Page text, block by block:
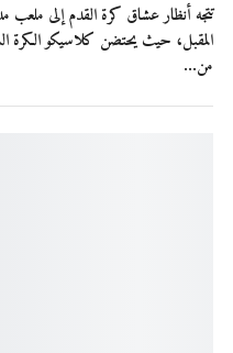
تتجه أنظار عشاق كرة القدم إلى ملعب
المقبل، حيث يحتضن كلاسيكو الكرة
من…